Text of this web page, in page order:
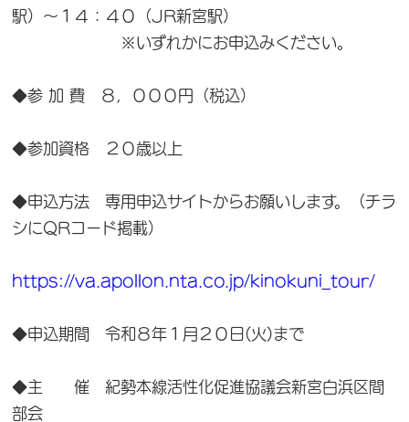
駅）～１４：４０（JR新宮駅）
※いずれかにお申込みください。
◆参 加 費 ８，０００円（税込）
◆参加資格 ２０歳以上
◆申込方法 専用申込サイトからお願いします。（チラ
シにQRコード掲載）
https://va.apollon.nta.co.jp/kinokuni_tour/
◆申込期間 令和８年１月２０日(火)まで
◆主 催 紀勢本線活性化促進協議会新宮白浜区間
部会